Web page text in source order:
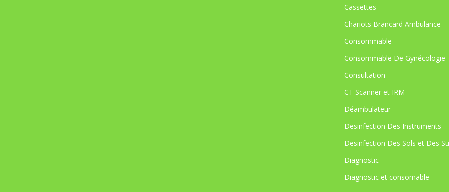
Cassettes
Chariots Brancard Ambulance
Consommable
Consommable De Gynécologie
Consultation
CT Scanner et IRM
Déambulateur
Desinfection Des Instruments
Desinfection Des Sols et Des
Diagnostic
Diagnostic et consomable